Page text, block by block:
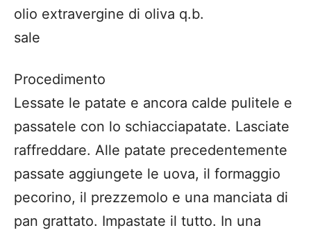
olio extravergine di oliva q.b.
sale
Procedimento
Lessate le patate e ancora calde pulitele e
passatele con lo schiacciapatate. Lasciate
raffreddare. Alle patate precedentemente
passate aggiungete le uova, il formaggio
pecorino, il prezzemolo e una manciata di
pan grattato. Impastate il tutto. In una